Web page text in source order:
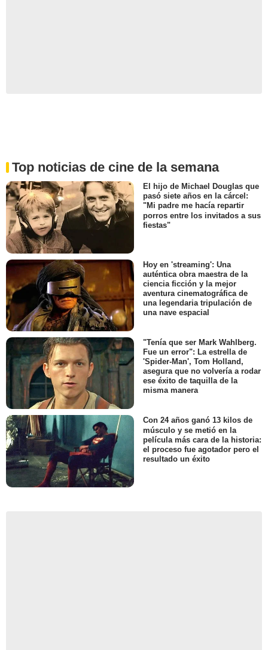
Top noticias de cine de la semana
El hijo de Michael Douglas que
pasó siete años en la cárcel:
"Mi padre me hacía repartir
porros entre los invitados a sus
fiestas"
Hoy en 'streaming': Una
auténtica obra maestra de la
ciencia ficción y la mejor
aventura cinematográfica de
una legendaria tripulación de
una nave espacial
"Tenía que ser Mark Wahlberg.
Fue un error": La estrella de
'Spider-Man', Tom Holland,
asegura que no volvería a rodar
ese éxito de taquilla de la
misma manera
Con 24 años ganó 13 kilos de
músculo y se metió en la
película más cara de la historia:
el proceso fue agotador pero el
resultado un éxito